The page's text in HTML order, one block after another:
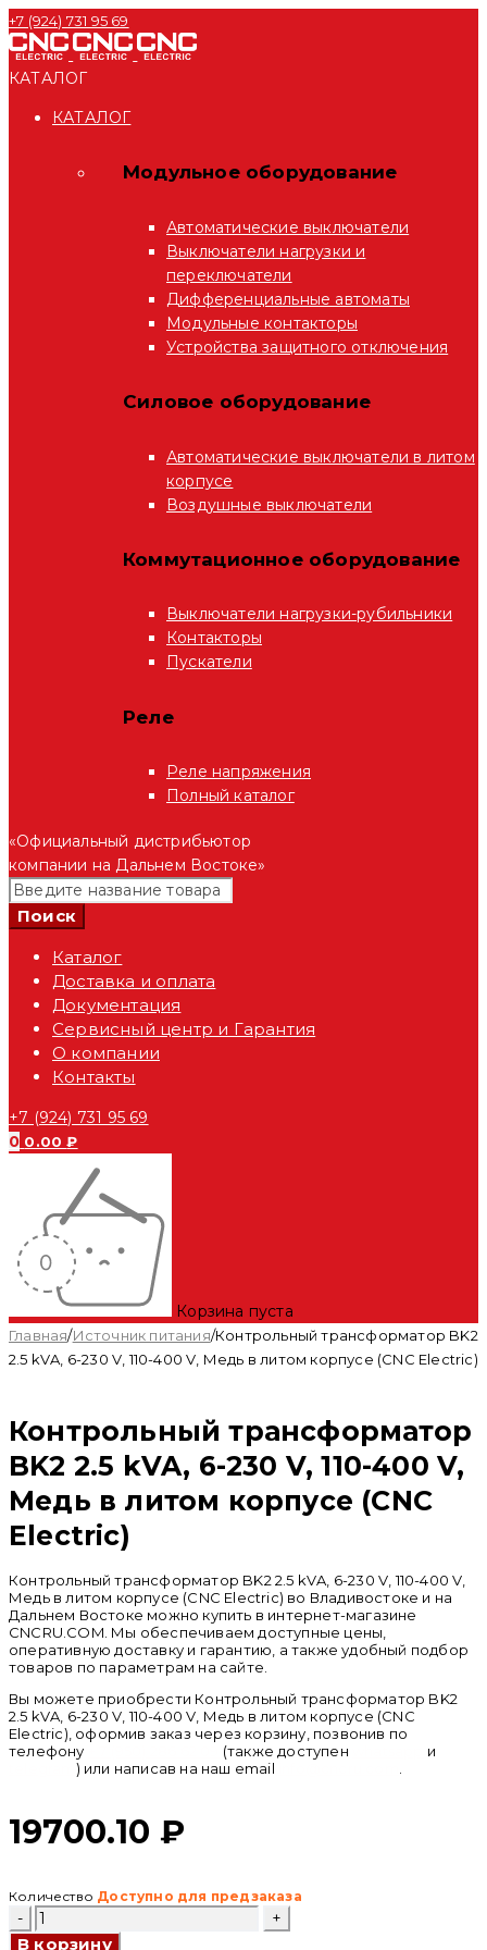
+7 (924) 731 95 69
КАТАЛОГ
КАТАЛОГ
Модульное оборудование
Автоматические выключатели
Выключатели нагрузки и
переключатели
Дифференциальные автоматы
Модульные контакторы
Устройства защитного отключения
Силовое оборудование
Автоматические выключатели в литом
корпусе
Воздушные выключатели
Коммутационное оборудование
Выключатели нагрузки-рубильники
Контакторы
Пускатели
Реле
Реле напряжения
Полный каталог
«Официальный дистрибьютор
компании на Дальнем Востоке»
Каталог
Доставка и оплата
Документация
Сервисный центр и Гарантия
О компании
Контакты
+7 (924) 731 95 69
0 0.00₽
Корзина пуста
Главная/Источник питания/Контрольный трансформатор BK2
2.5 kVA, 6-230 V, 110-400 V, Медь в литом корпусе (CNC Electric)
Контрольный трансформатор
BK2 2.5 kVA, 6-230 V, 110-400 V,
Медь в литом корпусе (CNC
Electric)
Контрольный трансформатор BK2 2.5 kVA, 6-230 V, 110-400 V,
Медь в литом корпусе (CNC Electric) во Владивостоке и на
Дальнем Востоке можно купить в интернет-магазине
CNCRU.COM. Мы обеспечиваем доступные цены,
оперативную доставку и гарантию, а также удобный подбор
товаров по параметрам на сайте.
Вы можете приобрести Контрольный трансформатор BK2
2.5 kVA, 6-230 V, 110-400 V, Медь в литом корпусе (CNC
Electric), оформив заказ через корзину, позвонив по
телефону
(также доступен
и
) или написав на наш email
19700.10 ₽
Количество Доступно для предзаказа
Количество
товара
В корзину